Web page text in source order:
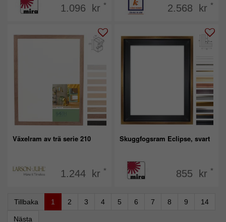
1.096 kr * 2.568 kr *
Växelram av trä serie 210
1.244 kr *
Skuggfogsram Eclipse, svart
855 kr *
Tillbaka 1 2 3 4 5 6 7 8 9 14
Nästa